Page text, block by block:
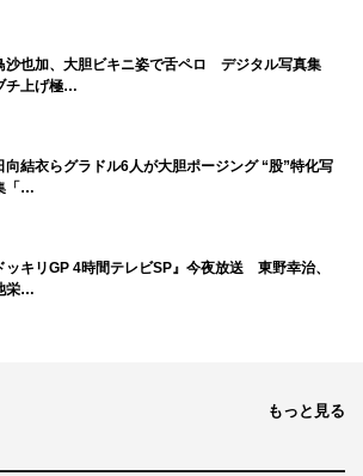
沙也加、大胆ビキニ姿で舌ペロ デジタル写真集
チ上げ極…
向結衣らグラドル6人が大胆ポージング “股”特化写
「…
ッキリGP 4時間テレビSP』今夜放送 東野幸治、
栄…
もっと見る